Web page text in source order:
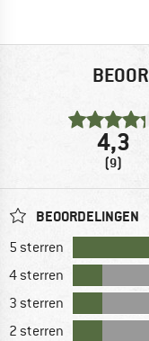
4,3
(9)
BEOORDELINGEN
5 sterren
4 sterren
3 sterren
2 sterren